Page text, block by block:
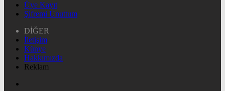
Üye Kayıt
Şifremi Unuttum
DİĞER
İletişim
Künye
Hakkımızda
Reklam